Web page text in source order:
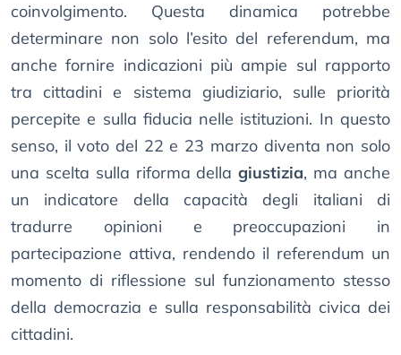
coinvolgimento. Questa dinamica potrebbe
determinare non solo l’esito del referendum, ma
anche fornire indicazioni più ampie sul rapporto
tra cittadini e sistema giudiziario, sulle priorità
percepite e sulla fiducia nelle istituzioni. In questo
senso, il voto del 22 e 23 marzo diventa non solo
una scelta sulla riforma dellagiustizia, ma anche
un indicatore della capacità degli italiani di
tradurre opinioni e preoccupazioni in
partecipazione attiva, rendendo il referendum un
momento di riflessione sul funzionamento stesso
della democrazia e sulla responsabilità civica dei
cittadini.